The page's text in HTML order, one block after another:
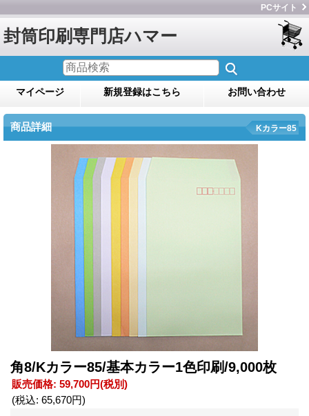
PCサイト
封筒印刷専門店ハマー
マイページ 新規登録はこちら お問い合わせ
商品詳細 Kカラー85
角8/Kカラー85/基本カラー1色印刷/9,000枚
販売価格: 59,700円(税別)
(税込: 65,670円)